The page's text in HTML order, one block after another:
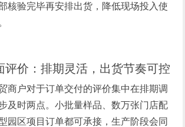
核验完毕再安排出货，降低现场投入使
评价：排期灵活，出货节奏可控
商户对于订单交付的评价集中在排期调
及时两点。小批量样品、数万张门店配
园区项目订单都可承接，生产阶段会同